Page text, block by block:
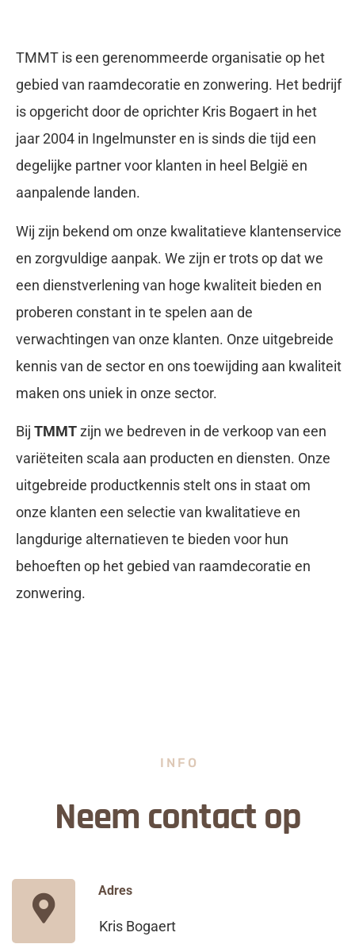
TMMT is een gerenommeerde organisatie op het
gebied van raamdecoratie en zonwering. Het bedrijf
is opgericht door de oprichter Kris Bogaert in het
jaar 2004 in Ingelmunster en is sinds die tijd een
degelijke partner voor klanten in heel België en
aanpalende landen.
Wij zijn bekend om onze kwalitatieve klantenservice
en zorgvuldige aanpak. We zijn er trots op dat we
een dienstverlening van hoge kwaliteit bieden en
proberen constant in te spelen aan de
verwachtingen van onze klanten. Onze uitgebreide
kennis van de sector en ons toewijding aan kwaliteit
maken ons uniek in onze sector.
Bij TMMTzijn we bedreven in de verkoop van een
variëteiten scala aan producten en diensten. Onze
uitgebreide productkennis stelt ons in staat om
onze klanten een selectie van kwalitatieve en
langdurige alternatieven te bieden voor hun
behoeften op het gebied van raamdecoratie en
zonwering.
INFO
Neem contact op
Adres
Kris Bogaert